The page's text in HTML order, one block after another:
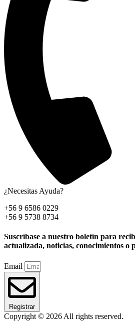
¿Necesitas Ayuda?
+56 9 6586 0229
+56 9 5738 8734
Suscríbase a nuestro boletín para
actualizada, noticias, conocimientos o
Email
Registrar
Copyright © 2026 All rights reserved.